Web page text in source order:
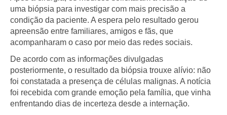
uma biópsia para investigar com mais precisão a
condição da paciente. A espera pelo resultado gerou
apreensão entre familiares, amigos e fãs, que
acompanharam o caso por meio das redes sociais.
De acordo com as informações divulgadas
posteriormente, o resultado da biópsia trouxe alívio: não
foi constatada a presença de células malignas. A notícia
foi recebida com grande emoção pela família, que vinha
enfrentando dias de incerteza desde a internação.